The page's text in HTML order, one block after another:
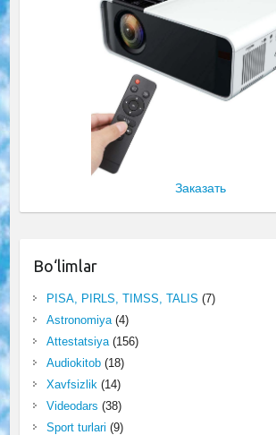
Заказать
Bo‘limlar
PISA, PIRLS, TIMSS, TALIS (7)
Astronomiya(4)
Attestatsiya(156)
Audiokitob(18)
Xavfsizlik (14)
Videodars (38)
Sport turlari (9)